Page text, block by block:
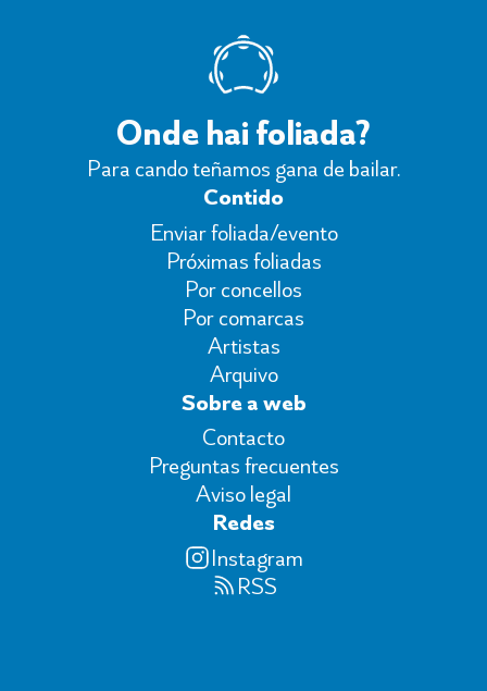
Onde hai foliada?
Para cando teñamos gana de bailar.
Contido
Enviar foliada/evento
Próximas foliadas
Por concellos
Por comarcas
Artistas
Arquivo
Sobre a web
Contacto
Preguntas frecuentes
Aviso legal
Redes
Instagram
RSS